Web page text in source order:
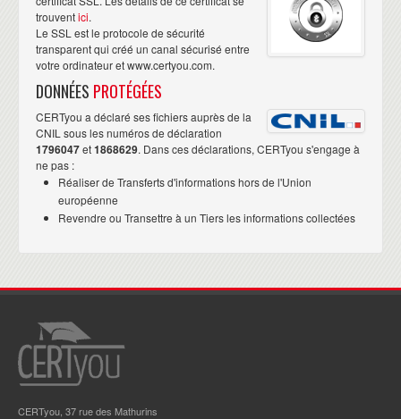
trouventici.
Le SSL est le protocole de sécurité
transparent qui créé un canal sécurisé entre
votre ordinateur et www.certyou.com.
DONNÉES PROTÉGÉES
CERTyou a déclaré ses fichiers auprès de la
CNIL sous les numéros de déclaration
1796047et1868629. Dans ces déclarations, CERTyou s'engage à
ne pas :
Réaliser de Transferts d'informations hors de l'Union
européenne
Revendre ou Transettre à un Tiers les informations collectées
CERTyou, 37 rue des Mathurins